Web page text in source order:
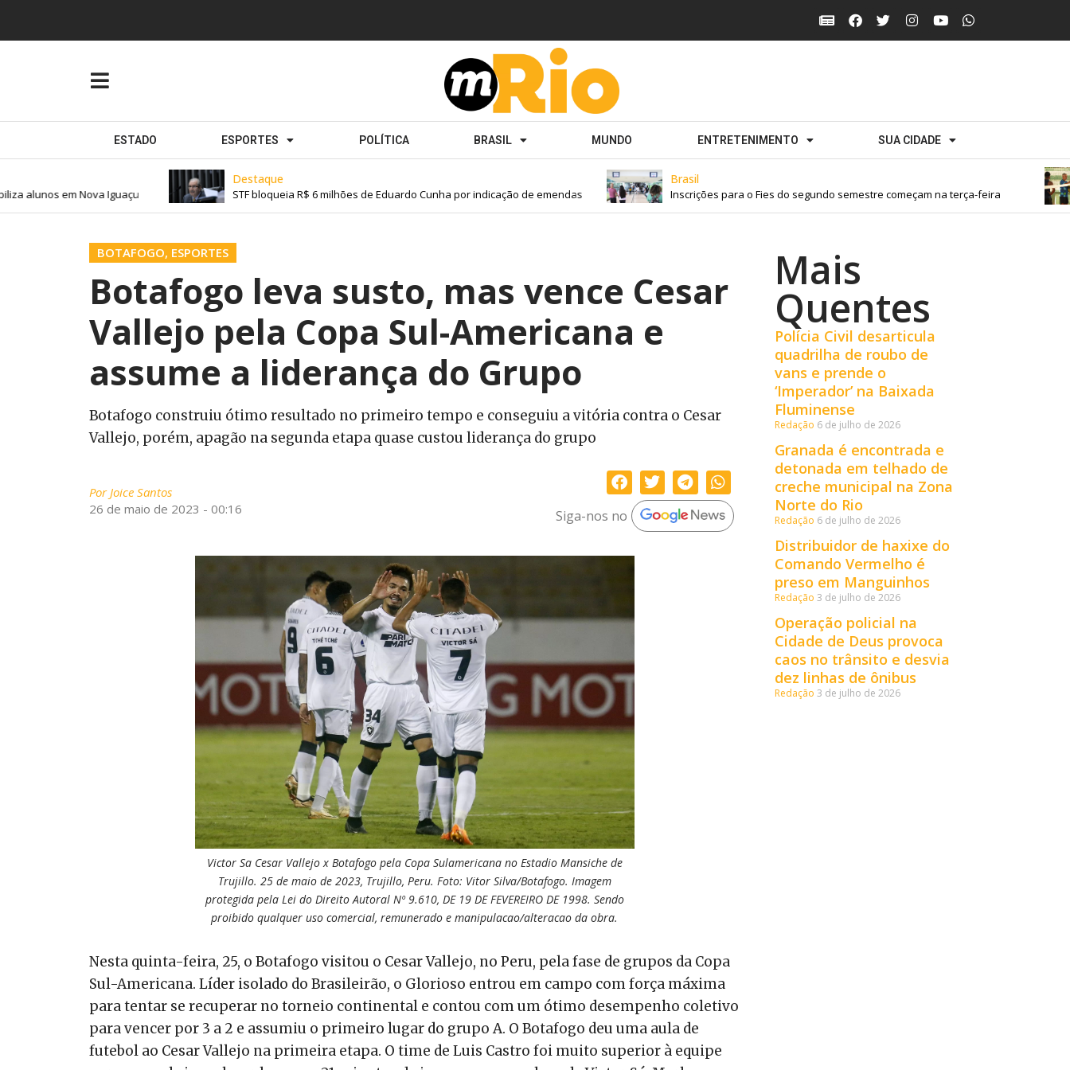
ESTADO ESPORTES POLÍTICA BRASIL MUNDO ENTRETENIMENTO SUA CIDADE
Destaque
STF bloqueia R$ 6 milhões de Eduardo Cunha por indicação de emendas
Brasil
Inscrições para o Fies do segundo semestre começam na terça-feira
alunos em Nova Iguaçu
BOTAFOGO, ESPORTES
Botafogo leva susto, mas vence Cesar
Vallejo pela Copa Sul-Americana e
assume a liderança do Grupo
Botafogo construiu ótimo resultado no primeiro tempo e conseguiu a vitória contra o Cesar
Vallejo, porém, apagão na segunda etapa quase custou liderança do grupo
PorJoice Santos
26 de maio de 2023 - 00:16
Siga-nos no
Victor Sa Cesar Vallejo x Botafogo pela Copa Sulamericana no Estadio Mansiche de
Trujillo. 25 de maio de 2023, Trujillo, Peru. Foto: Vitor Silva/Botafogo. Imagem
protegida pela Lei do Direito Autoral Nº 9.610, DE 19 DE FEVEREIRO DE 1998. Sendo
proibido qualquer uso comercial, remunerado e manipulacao/alteracao da obra.
Nesta quinta-feira, 25, o Botafogo visitou o Cesar Vallejo, no Peru, pela fase de grupos da Copa
Sul-Americana. Líder isolado do Brasileirão, o Glorioso entrou em campo com força máxima
para tentar se recuperar no torneio continental e contou com um ótimo desempenho coletivo
para vencer por 3 a 2 e assumiu o primeiro lugar do grupo A. O Botafogo deu uma aula de
futebol ao Cesar Vallejo na primeira etapa. O time de Luis Castro foi muito superior à equipe
Mais
Quentes
Polícia Civil desarticula
quadrilha de roubo de
vans e prende o
‘Imperador’ na Baixada
Fluminense
Redação 6 de julho de 2026
Granada é encontrada e
detonada em telhado de
creche municipal na Zona
Norte do Rio
Redação 6 de julho de 2026
Distribuidor de haxixe do
Comando Vermelho é
preso em Manguinhos
Redação 3 de julho de 2026
Operação policial na
Cidade de Deus provoca
caos no trânsito e desvia
dez linhas de ônibus
Redação 3 de julho de 2026